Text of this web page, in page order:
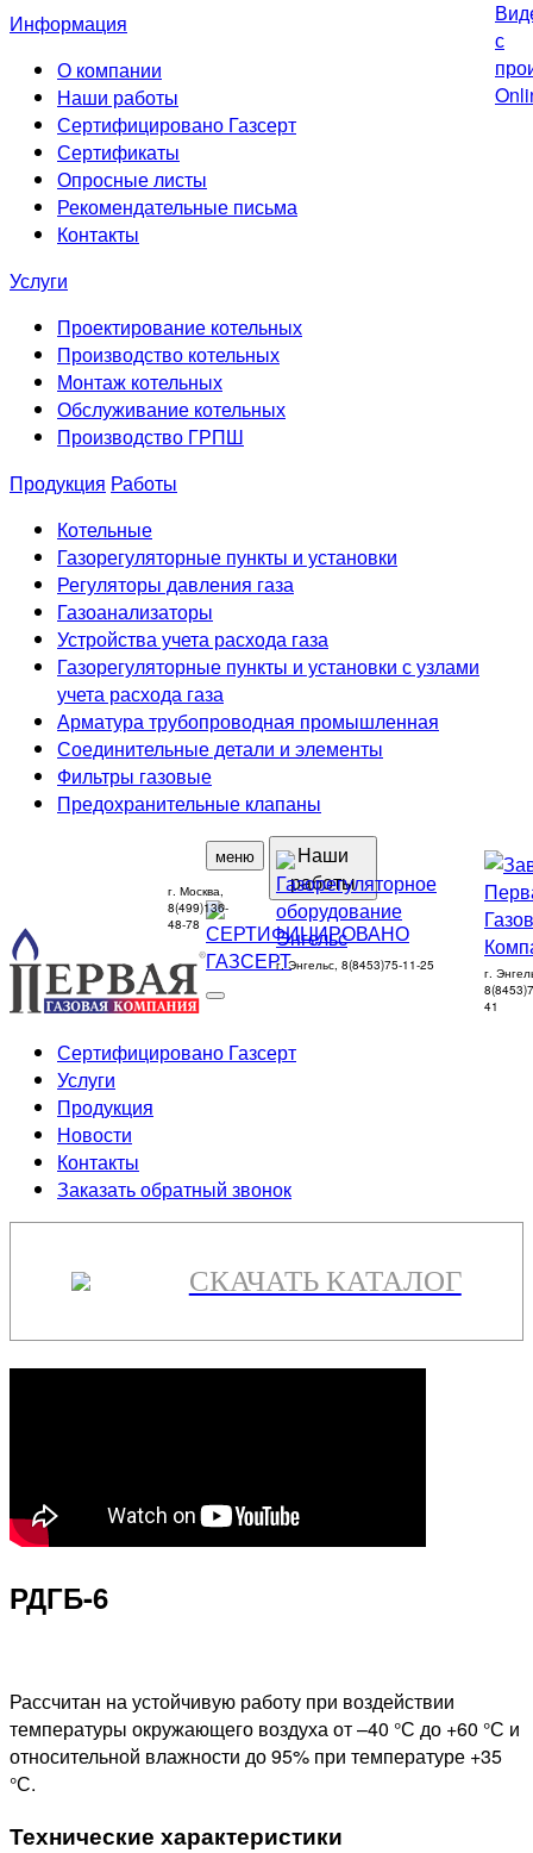
Информация
О компании
Наши работы
Сертифицировано Газсерт
Сертификаты
Опросные листы
Рекомендательные письма
Контакты
Услуги
Проектирование котельных
Производство котельных
Монтаж котельных
Обслуживание котельных
Производство ГРПШ
Продукция Работы
Котельные
Газорегуляторные пункты и установки
Регуляторы давления газа
Газоанализаторы
Устройства учета расхода газа
Газорегуляторные пункты и установки с узлами
учета расхода газа
Арматура трубопроводная промышленная
Соединительные детали и элементы
Фильтры газовые
Предохранительные клапаны
меню
Наши
работы
г. Москва,
8(499)136-
48-78
г. Энгельс, 8(8453)75-11-25
г.
41
Сертифицировано Газсерт
Услуги
Продукция
Новости
Контакты
Заказать обратный звонок
СКАЧАТЬ КАТАЛОГ
РДГБ-6
Рассчитан на устойчивую работу при воздействии
температуры окружающего воздуха от –40 °С до +60 °С и
относительной влажности до 95% при температуре +35
°С.
Технические характеристики